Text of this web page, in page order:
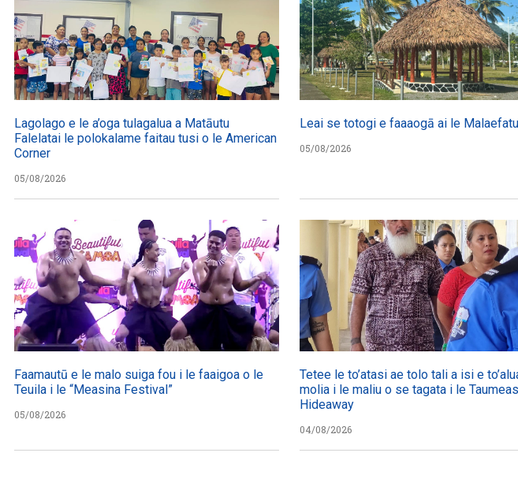
Lagolago e le a’oga tulagalua a Matāutu
Falelatai le polokalame faitau tusi o le American
Corner
05/08/2026
Leai se totogi e faaaogā ai le
05/08/2026
Faamautū e le malo suiga fou i le faaigoa o le
Teuila i le “Measina Festival”
05/08/2026
Tetee le to’atasi ae tolo tali a isi e
molia i le maliu o se tagata i le
Hideaway
04/08/2026